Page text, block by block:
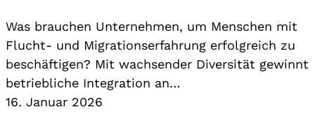
Was brauchen Unternehmen, um Menschen mit
Flucht- und Migrationserfahrung erfolgreich zu
beschäftigen? Mit wachsender Diversität gewinnt
betriebliche Integration an…
16. Januar 2026